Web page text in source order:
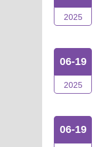
2025
06-19
2025
06-19